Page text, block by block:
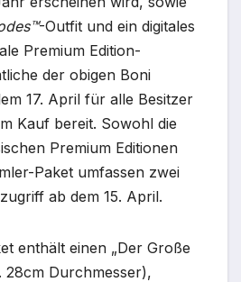
-Outfit und ein digitales
Premium Edition-
der obigen Boni
17. April für alle Besitzer
Kauf bereit. Sowohl die
Premium Editionen
Paket umfassen zwei
ab dem 15. April.
enthält einen „Der Große
28cm Durchmesser),